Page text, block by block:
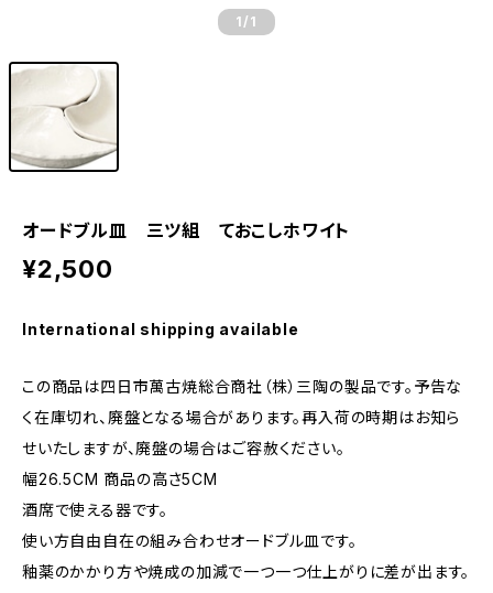
1 /1
オードブル皿 三ツ組 ておこしホワイト
¥2,500
International shipping available
この商品は四日市萬古焼総合商社（株）三陶の製品です。予告な
く在庫切れ、廃盤となる場合があります。再入荷の時期はお知ら
せいたしますが、廃盤の場合はご容赦ください。
幅26.5CM 商品の高さ5CM
酒席で使える器です。
使い方自由自在の組み合わせオードブル皿です。
釉薬のかかり方や焼成の加減で一つ一つ仕上がりに差が出ます。